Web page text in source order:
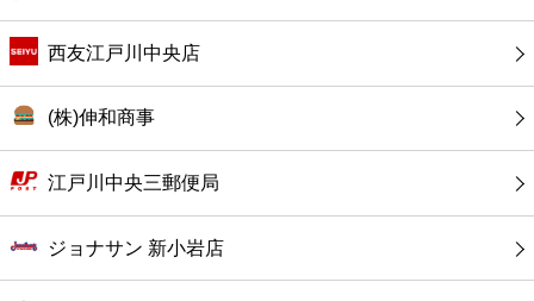
ホテル
西友江戸川中央店
(株)伸和商事
江戸川中央三郵便局
ジョナサン 新小岩店